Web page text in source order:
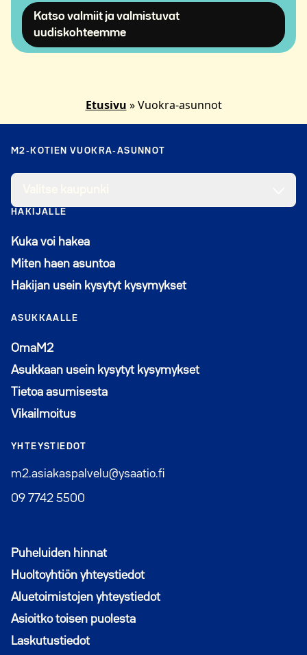
Katso valmiit ja valmistuvat
uudiskohteemmeAvautuu uuteen ikkunaan
Etusivu »Vuokra-asunnot
M2-KOTIEN VUOKRA-ASUNNOT
HAKIJALLE
Kuka voi hakea
Miten haen asuntoa
Hakijan usein kysytyt kysymykset
ASUKKAALLE
OmaM2Avautuu uuteen ikkunaan
Asukkaan usein kysytyt kysymykset
Tietoa asumisesta
Vikailmoitus
YHTEYSTIEDOT
m2.asiakaspalvelu@ysaatio.fi
09 7742 5500
Puheluiden hinnat
Huoltoyhtiön yhteystiedot
Aluetoimistojen yhteystiedot
Asioitko toisen puolesta
Laskutustiedot